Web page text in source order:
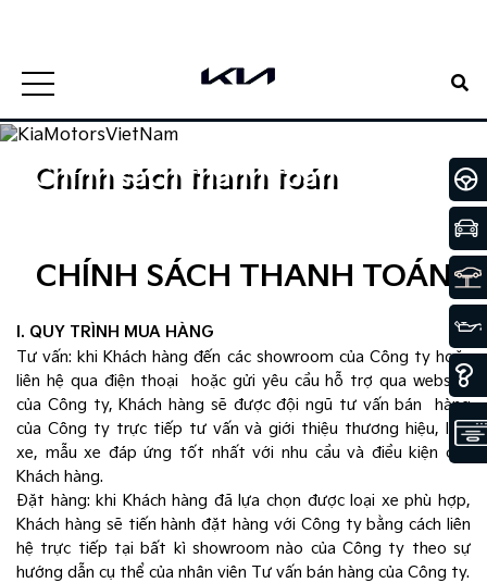
Chính sách thanh toán
CHÍNH SÁCH THANH TOÁN
I. QUY TRÌNH MUA HÀNG
Tư vấn: khi Khách hàng đến các showroom của Công ty hoặc
liên hệ qua điện thoại hoặc gửi yêu cầu hỗ trợ qua website
của Công ty, Khách hàng sẽ được đội ngũ tư vấn bán hàng
của Công ty trực tiếp tư vấn và giới thiệu thương hiệu, loại
xe, mẫu xe đáp ứng tốt nhất với nhu cầu và điều kiện của
Khách hàng.
Đặt hàng: khi Khách hàng đã lựa chọn được loại xe phù hợp,
Khách hàng sẽ tiến hành đặt hàng với Công ty bằng cách liên
hệ trực tiếp tại bất kì showroom nào của Công ty theo sự
hướng dẫn cụ thể của nhân viên Tư vấn bán hàng của Công ty.